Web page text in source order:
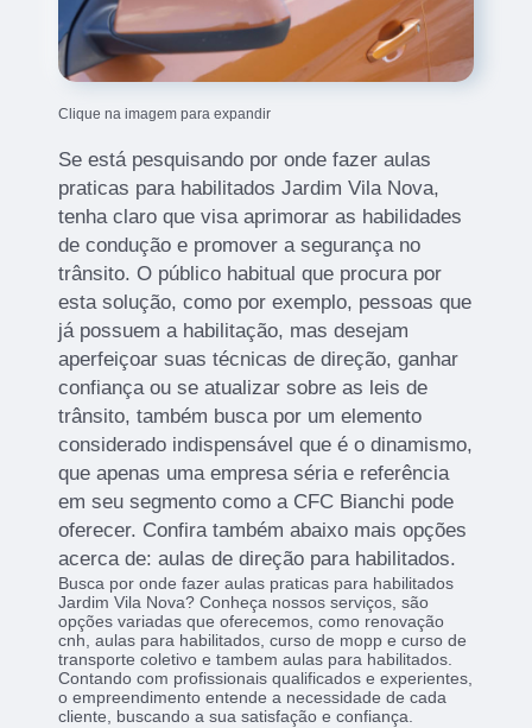
Clique na imagem para expandir
Se está pesquisando por onde fazer aulas
praticas para habilitados Jardim Vila Nova,
tenha claro que visa aprimorar as habilidades
de condução e promover a segurança no
trânsito. O público habitual que procura por
esta solução, como por exemplo, pessoas que
já possuem a habilitação, mas desejam
aperfeiçoar suas técnicas de direção, ganhar
confiança ou se atualizar sobre as leis de
trânsito, também busca por um elemento
considerado indispensável que é o dinamismo,
que apenas uma empresa séria e referência
em seu segmento como a CFC Bianchi pode
oferecer. Confira também abaixo mais opções
acerca de: aulas de direção para habilitados.
Busca por onde fazer aulas praticas para habilitados
Jardim Vila Nova? Conheça nossos serviços, são
opções variadas que oferecemos, como renovação
cnh, aulas para habilitados, curso de mopp e curso de
transporte coletivo e tambem aulas para habilitados.
Contando com profissionais qualificados e experientes,
o empreendimento entende a necessidade de cada
cliente, buscando a sua satisfação e confiança.